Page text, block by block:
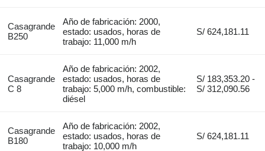
Casagrande
B250
Año de fabricación: 2000,
estado: usados, horas de
trabajo: 11,000 m/h
S/ 624,181.11
Casagrande
C 8
Año de fabricación: 2002,
estado: usados, horas de
trabajo: 5,000 m/h, combustible:
diésel
S/ 183,353.20 -
S/ 312,090.56
Casagrande
B180
Año de fabricación: 2002,
estado: usados, horas de
trabajo: 10,000 m/h
S/ 624,181.11